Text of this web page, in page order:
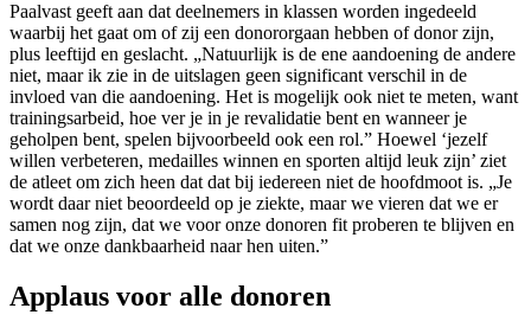
Paalvast geeft aan dat deelnemers in klassen worden ingedeeld
waarbij het gaat om of zij een donororgaan hebben of donor zijn,
plus leeftijd en geslacht. „Natuurlijk is de ene aandoening de andere
niet, maar ik zie in de uitslagen geen significant verschil in de
invloed van die aandoening. Het is mogelijk ook niet te meten, want
trainingsarbeid, hoe ver je in je revalidatie bent en wanneer je
geholpen bent, spelen bijvoorbeeld ook een rol.” Hoewel ‘jezelf
willen verbeteren, medailles winnen en sporten altijd leuk zijn’ ziet
de atleet om zich heen dat dat bij iedereen niet de hoofdmoot is. „Je
wordt daar niet beoordeeld op je ziekte, maar we vieren dat we er
samen nog zijn, dat we voor onze donoren fit proberen te blijven en
dat we onze dankbaarheid naar hen uiten.”
Applaus voor alle donoren